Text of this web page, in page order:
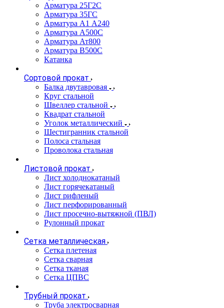
Арматура 25Г2С
Арматура 35ГС
Арматура А1 А240
Арматура А500С
Арматура Ат800
Арматура В500С
Катанка
Сортовой прокат
Балка двутавровая
Круг стальной
Швеллер стальной
Квадрат стальной
Уголок металлический
Шестигранник стальной
Полоса стальная
Проволока стальная
Листовой прокат
Лист холоднокатаный
Лист горячекатаный
Лист рифленый
Лист перфорированный
Лист просечно-вытяжной (ПВЛ)
Рулонный прокат
Сетка металлическая
Сетка плетеная
Сетка сварная
Сетка тканая
Сетка ЦПВС
Трубный прокат
Труба электросварная